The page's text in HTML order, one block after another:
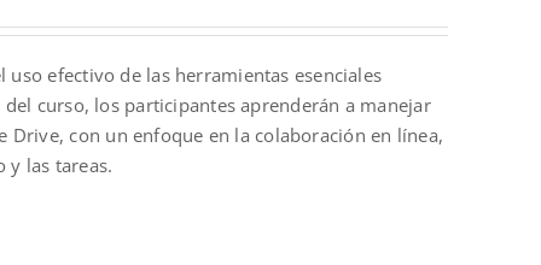
efectivo de las herramientas esenciales
curso, los participantes aprenderán a manejar
Drive, con un enfoque en la colaboración en línea,
y las tareas.